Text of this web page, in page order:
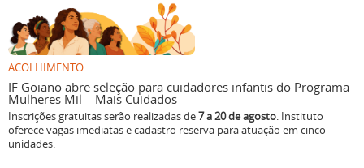
ACOLHIMENTO
IF Goiano abre seleção para cuidadores infantis do Programa
Mulheres Mil – Mais Cuidados
Inscrições gratuitas serão realizadas de7 a 20 de agosto. Instituto
oferece vagas imediatas e cadastro reserva para atuação em cinco
unidades.